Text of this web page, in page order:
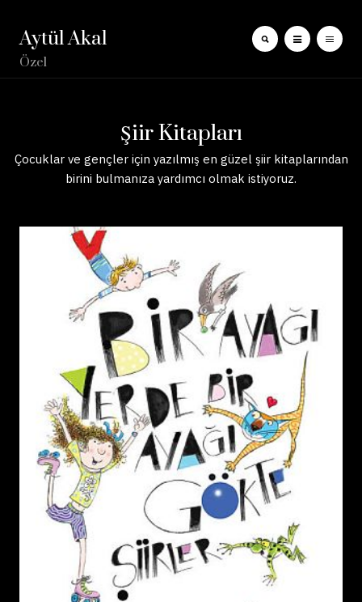
Aytül Akal
Özel
Şiir Kitapları
Çocuklar ve gençler için yazılmış en güzel şiir kitaplarından
birini bulmanıza yardımcı olmak istiyoruz.